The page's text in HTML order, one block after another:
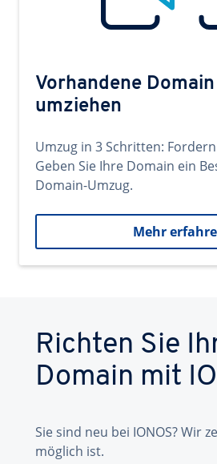
Vorhandene
umziehen
Umzug in 3 Schritten:
Geben Sie Ihre Domain ein
Domain-Umzug.
Mehr
Richten Sie
Domain mit
Sie sind neu bei IONOS? Wir
möglich ist.